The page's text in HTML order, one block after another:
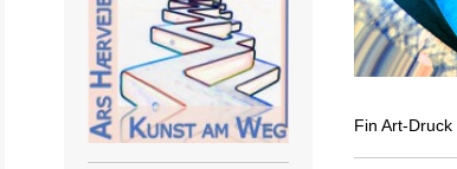
Fin Art-Druck